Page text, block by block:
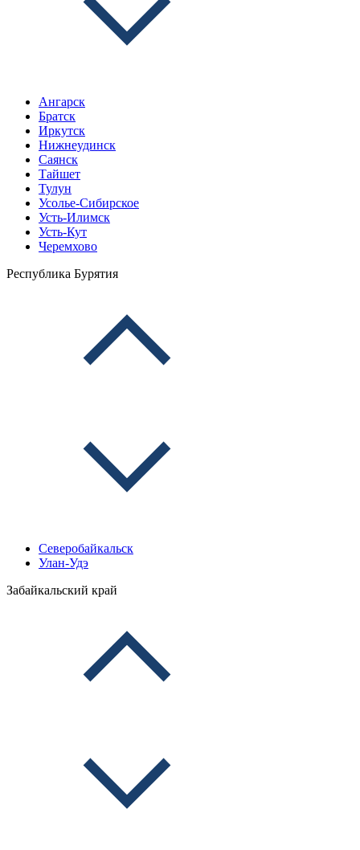
Ангарск
Братск
Иркутск
Нижнеудинск
Саянск
Тайшет
Тулун
Усолье-Сибирское
Усть-Илимск
Усть-Кут
Черемхово
Республика Бурятия
Северобайкальск
Улан-Удэ
Забайкальский край